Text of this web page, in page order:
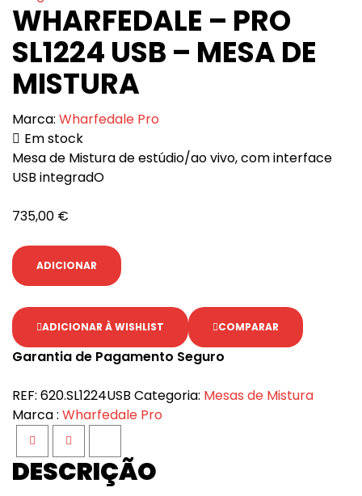
WHARFEDALE – PRO
SL1224 USB – MESA DE
MISTURA
Marca: Wharfedale Pro
Em stock
Mesa de Mistura de estúdio/ao vivo, com interface
USB integradO
735,00 €
ADICIONAR
ADICIONAR À WISHLIST COMPARAR
Garantia de Pagamento Seguro
REF: 620.SL1224USB Categoria: Mesas de Mistura
Marca : Wharfedale Pro
FacebookTwitterGoogle+
DESCRIÇÃO